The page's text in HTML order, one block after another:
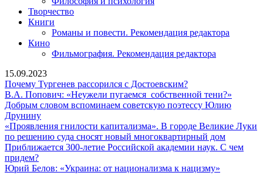
Творчество
Книги
Романы и повести. Рекомендация редактора
Кино
Фильмография. Рекомендация редактора
15.09.2023
Почему Тургенев рассорился с Достоевским?Почему
Тургенев
рассорился
Достоевским?
В.А. Попович: «Неужели пугаемся собственной тени?»
тени?»
Добрым словом вспоминаем советскую поэтессу Юлию
ДрунинуДобрым
словом
вспоминаем
советскую
Юлию
«Проявления гнилости капитализма». В городе Великие Луки
по решению суда сносят новый многоквартирный дом
гнилости
Приближается 300-летие Российской академии наук. С чем
придем?Приближается
300-
Юрий Белов: «Украина: от национализма к нацизму»